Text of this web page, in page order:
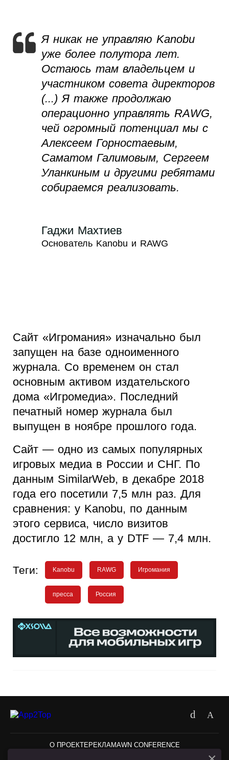
Я никак не управляю Kanobu
уже более полутора лет.
Остаюсь там владельцем и
участником совета директоров
(...) Я также продолжаю
операционно управлять RAWG,
чей огромный потенциал мы с
Алексеем Горностаевым,
Саматом Галимовым, Сергеем
Уланкиным и другими ребятами
собираемся реализовать.
Гаджи Махтиев
Основатель Kanobu и RAWG
Сайт «Игромания» изначально был
запущен на базе одноименного
журнала. Со временем он стал
основным активом издательского
дома «Игромедиа». Последний
печатный номер журнала был
выпущен в ноябре прошлого года.
Сайт — одно из самых популярных
игровых медиа в России и СНГ. По
данным SimilarWeb, в декабре 2018
года его посетили 7,5 млн раз. Для
сравнения: у Kanobu, по данным
этого сервиса, число визитов
достигло 12 млн, а у DTF — 7,4 млн.
Теги: Kanobu RAWG Игромания
пресса Россия
О ПРОЕКТЕРЕКЛАМАWN CONFERENCE